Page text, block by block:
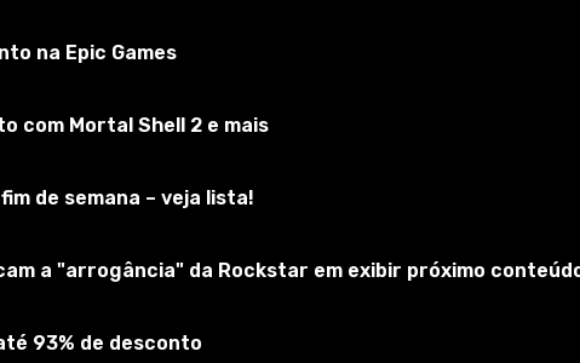
Inscreva-se no jogo
na Epic Games
com Mortal Shell 2 e mais
de semana – veja lista!
a "arrogância" da Rockstar em exibir próximo
93% de desconto